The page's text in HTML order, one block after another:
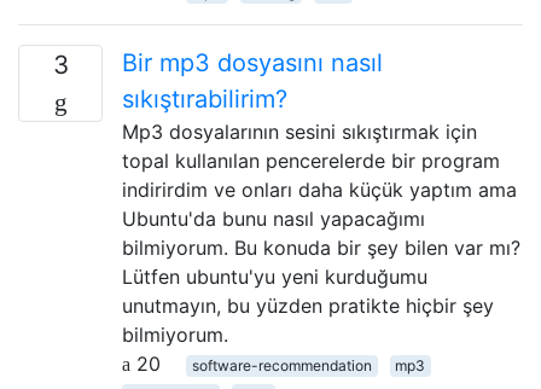
3
Bir mp3 dosyasını nasıl
sıkıştırabilirim?
Mp3 dosyalarının sesini sıkıştırmak için
topal kullanılan pencerelerde bir program
indirirdim ve onları daha küçük yaptım ama
Ubuntu'da bunu nasıl yapacağımı
bilmiyorum. Bu konuda bir şey bilen var mı?
Lütfen ubuntu'yu yeni kurduğumu
unutmayın, bu yüzden pratikte hiçbir şey
bilmiyorum.
20
software-recommendation
mp3